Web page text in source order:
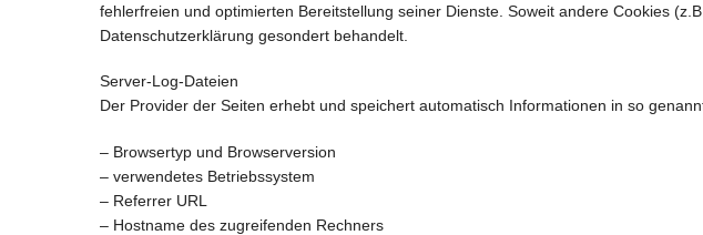
fehlerfreien und optimierten Bereitstellung seiner Dienste. Soweit andere Cookies
Datenschutzerklärung gesondert behandelt.
Server-Log-Dateien
Der Provider der Seiten erhebt und speichert automatisch Informationen in so
– Browsertyp und Browserversion
– verwendetes Betriebssystem
– Referrer URL
– Hostname des zugreifenden Rechners